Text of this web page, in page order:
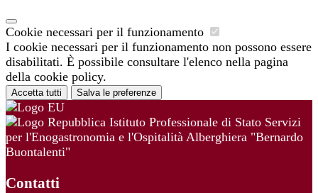
Cookie necessari per il funzionamento
I cookie necessari per il funzionamento non possono essere
disabilitati. È possibile consultare l'elenco nella pagina
della cookie policy.
Accetta tutti Salva le preferenze
Istituto Professionale di Stato Servizi
per l'Enogastronomia e l'Ospitalità Alberghiera "Bernardo
Buontalenti"
Contatti